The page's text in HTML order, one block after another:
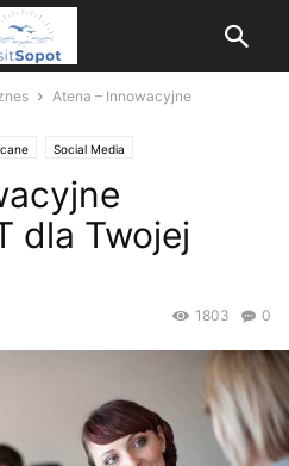
Atena – Innowacyjne
Social Media
dla Twojej
0
1803